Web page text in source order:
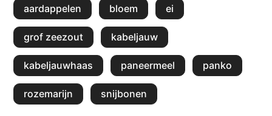
aardappelen bloem ei
grof zeezout kabeljauw
kabeljauwhaas paneermeel panko
rozemarijn snijbonen